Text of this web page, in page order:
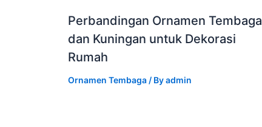
Perbandingan Ornamen Tembaga
dan Kuningan untuk Dekorasi
Rumah
Ornamen Tembaga / Byadmin